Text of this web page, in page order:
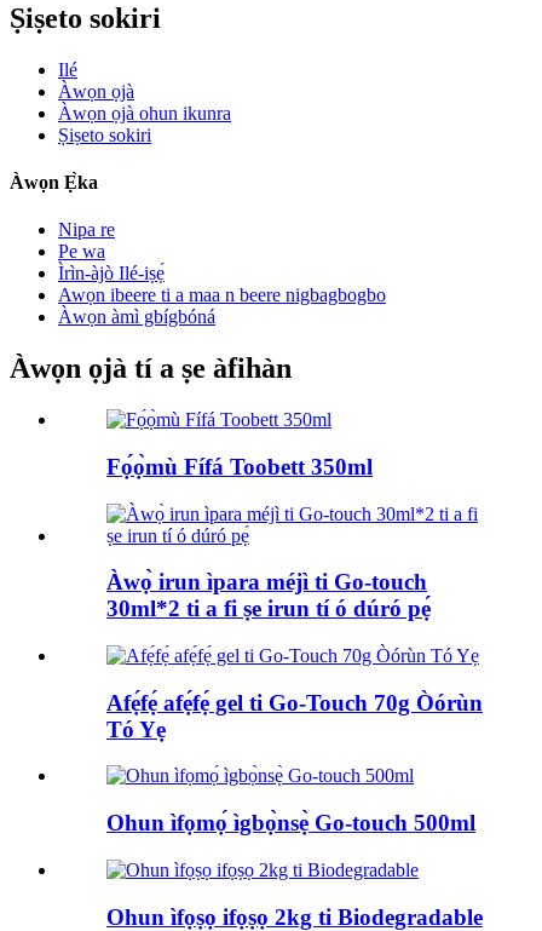
Ṣiṣeto sokiri
Ilé
Àwọn ọjà
Àwọn ọjà ohun ikunra
Ṣiṣeto sokiri
Àwọn Ẹ̀ka
Nipa re
Pe wa
Ìrìn-àjò Ilé-iṣẹ́
Awọn ibeere ti a maa n beere nigbagbogbo
Àwọn àmì gbígbóná
Àwọn ọjà tí a ṣe àfihàn
Fọ́ọ̀mù Fífá Toobett 350ml
Àwọ̀ irun ìpara méjì ti Go-touch
30ml*2 ti a fi ṣe irun tí ó dúró pẹ́
Afẹ́fẹ́ afẹ́fẹ́ gel ti Go-Touch 70g Òórùn
Tó Yẹ
Ohun ìfọmọ́ ìgbọ̀nsẹ̀ Go-touch 500ml
Ohun ìfọṣọ ifọṣọ 2kg ti Biodegradable